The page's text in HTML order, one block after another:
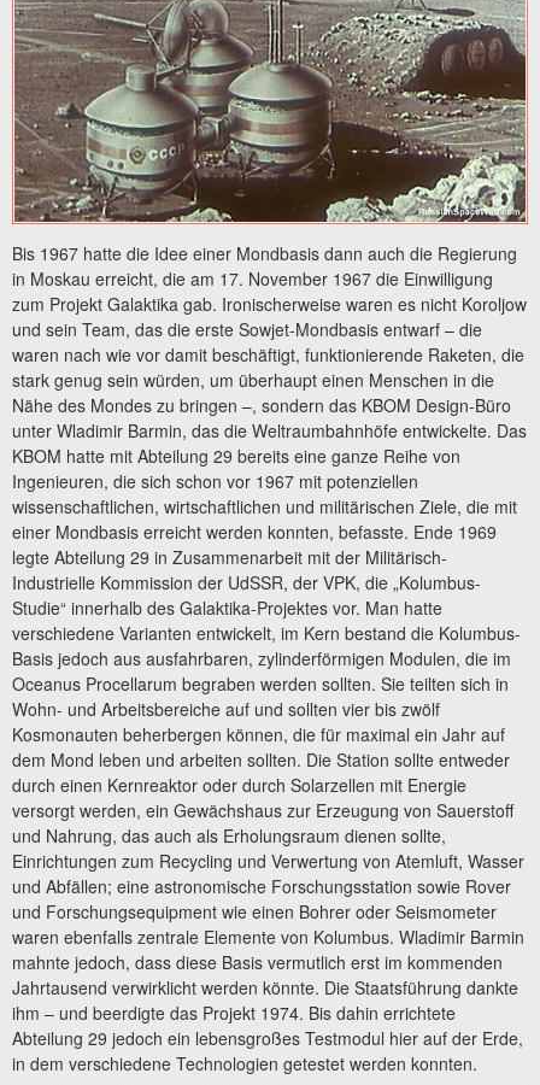
Bis 1967 hatte die Idee einer Mondbasis dann auch die Regierung
in Moskau erreicht, die am 17. November 1967 die Einwilligung
zum Projekt Galaktika gab. Ironischerweise waren es nicht Koroljow
und sein Team, das die erste Sowjet-Mondbasis entwarf – die
waren nach wie vor damit beschäftigt, funktionierende Raketen, die
stark genug sein würden, um überhaupt einen Menschen in die
Nähe des Mondes zu bringen –, sondern das KBOM Design-Büro
unter Wladimir Barmin, das die Weltraumbahnhöfe entwickelte. Das
KBOM hatte mit Abteilung 29 bereits eine ganze Reihe von
Ingenieuren, die sich schon vor 1967 mit potenziellen
wissenschaftlichen, wirtschaftlichen und militärischen Ziele, die mit
einer Mondbasis erreicht werden konnten, befasste. Ende 1969
legte Abteilung 29 in Zusammenarbeit mit der Militärisch-
Industrielle Kommission der UdSSR, der VPK, die „Kolumbus-
Studie“ innerhalb des Galaktika-Projektes vor. Man hatte
verschiedene Varianten entwickelt, im Kern bestand die Kolumbus-
Basis jedoch aus ausfahrbaren, zylinderförmigen Modulen, die im
Oceanus Procellarum begraben werden sollten. Sie teilten sich in
Wohn- und Arbeitsbereiche auf und sollten vier bis zwölf
Kosmonauten beherbergen können, die für maximal ein Jahr auf
dem Mond leben und arbeiten sollten. Die Station sollte entweder
durch einen Kernreaktor oder durch Solarzellen mit Energie
versorgt werden, ein Gewächshaus zur Erzeugung von Sauerstoff
und Nahrung, das auch als Erholungsraum dienen sollte,
Einrichtungen zum Recycling und Verwertung von Atemluft, Wasser
und Abfällen; eine astronomische Forschungsstation sowie Rover
und Forschungsequipment wie einen Bohrer oder Seismometer
waren ebenfalls zentrale Elemente von Kolumbus. Wladimir Barmin
mahnte jedoch, dass diese Basis vermutlich erst im kommenden
Jahrtausend verwirklicht werden könnte. Die Staatsführung dankte
ihm – und beerdigte das Projekt 1974. Bis dahin errichtete
Abteilung 29 jedoch ein lebensgroßes Testmodul hier auf der Erde,
in dem verschiedene Technologien getestet werden konnten.